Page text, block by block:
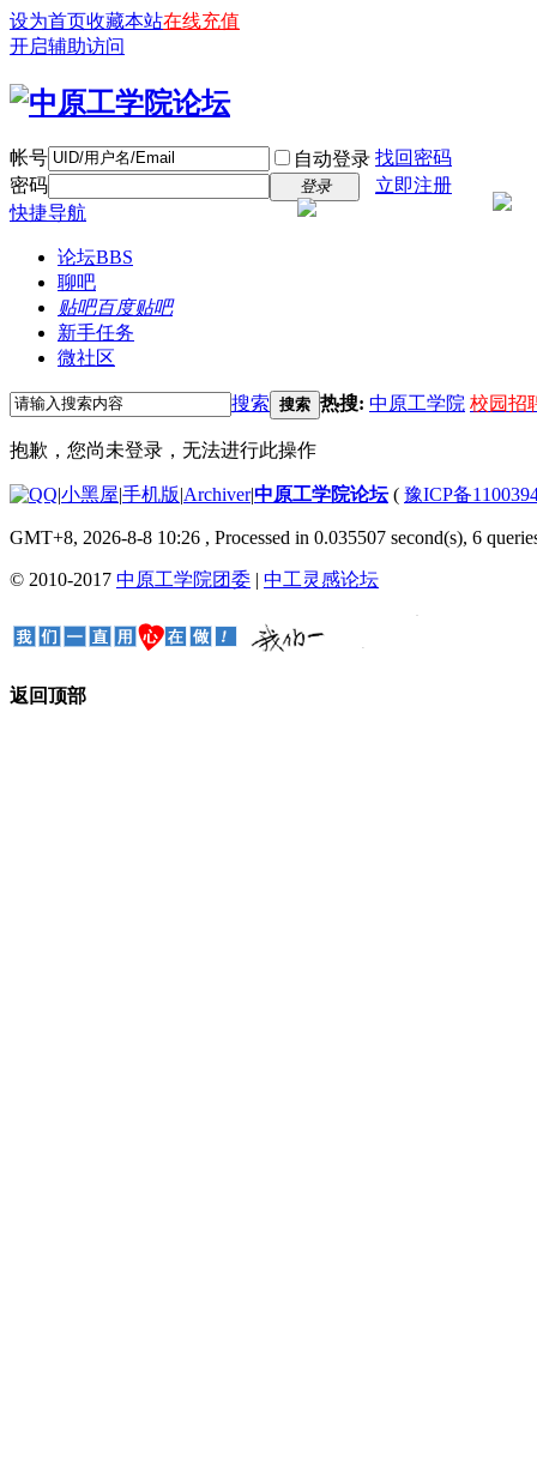
设为首页收藏本站在线充值
开启辅助访问
帐号 自动登录 找回密码
密码
登录
立即注册
快捷导航
论坛BBS
聊吧
贴吧百度贴吧
新手任务
微社区
搜索 搜索 热搜: 中原工学院 校园招
抱歉，您尚未登录，无法进行此操作
|小黑屋|手机版|Archiver|中原工学院论坛( 豫ICP备
GMT+8, 2026-8-8 10:26 , Processed in 0.035507 second(s), 6
© 2010-2017 中原工学院团委 | 中工灵感论坛
返回顶部